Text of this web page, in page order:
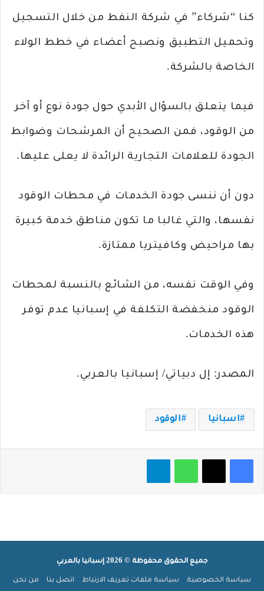
كنا “شركاء” في شركة النفط من خلال التسجيل
وتحميل التطبيق ونصبح أعضاء في خطط الولاء
الخاصة بالشركة.
فيما يتعلق بالسؤال الأبدي حول جودة نوع أو آخر
من الوقود، فمن الصحيح أن المرشحات وضوابط
الجودة للعلامات التجارية الرائدة لا يعلى عليها.
دون أن ننسى جودة الخدمات في محطات الوقود
نفسها، والتي غالبا ما تكون مناطق خدمة كبيرة
بها مراحيض وكافيتريا ممتازة.
وفي الوقت نفسه، من الشائع بالنسبة لمحطات
الوقود منخفضة التكلفة في إسبانيا عدم توفر
هذه الخدمات.
المصدر: إل دبياتي/ إسبانيا بالعربي.
اسبانيا الوقود
فيسبوك‫X واتساب تيلقرام
جميع الحقوق محفوظة © 2026 إسبانيا بالعربي
سياسة الخصوصية سياسة ملفات تعريف الارتباط اتصل بنا من نحن